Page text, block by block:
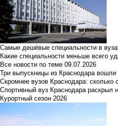
Самые дешёвые специальности в
Какие специальности меньше всего
Все новости по теме 09.07.2026
Три выпускницы из Краснодара
Скромнее вузов Краснодара: сколько
Спортивный вуз Краснодара раскрыл
Курортный сезон 2026